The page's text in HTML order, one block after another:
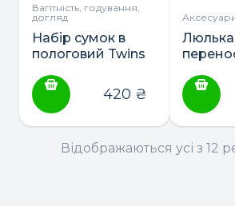
Вагітність, годування,
догляд
Набір сумок в
пологовий Twins
420 ₴
Відображаються усі з 12